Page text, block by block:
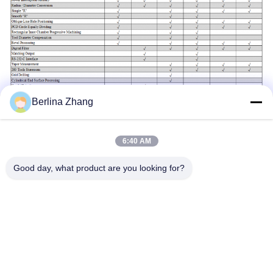
Labels:
Berlina Zhang
6:40 AM
Good day, what product are you looking for?